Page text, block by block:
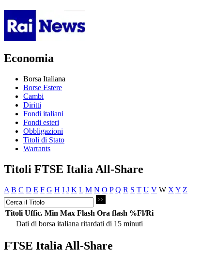
Economia
Borsa Italiana
Borse Estere
Cambi
Diritti
Fondi italiani
Fondi esteri
Obbligazioni
Titoli di Stato
Warrants
Titoli FTSE Italia All-Share
A B C D E F G H I J K L M N O P Q R S T U V W X Y Z
Titoli Uffic. Min Max Flash Ora flash %Fl/Ri
Dati di borsa italiana ritardati di 15 minuti
FTSE Italia All-Share